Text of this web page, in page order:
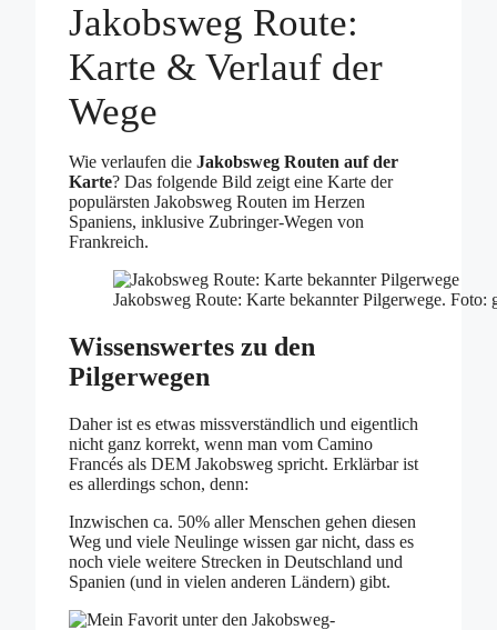
Jakobsweg Route:
Karte & Verlauf der
Wege
Wie verlaufen die Jakobsweg Routen auf der
Karte? Das folgende Bild zeigt eine Karte der
populärsten Jakobsweg Routen im Herzen
Spaniens, inklusive Zubringer-Wegen von
Frankreich.
Jakobsweg Route: Karte bekannter Pilgerwege. Foto:
Wissenswertes zu den
Pilgerwegen
Daher ist es etwas missverständlich und eigentlich
nicht ganz korrekt, wenn man vom Camino
Francés als DEM Jakobsweg spricht. Erklärbar ist
es allerdings schon, denn:
Inzwischen ca. 50% aller Menschen gehen diesen
Weg und viele Neulinge wissen gar nicht, dass es
noch viele weitere Strecken in Deutschland und
Spanien (und in vielen anderen Ländern) gibt.